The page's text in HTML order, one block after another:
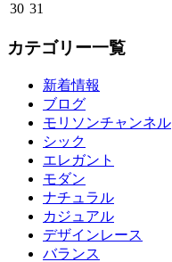
30 31
カテゴリー一覧
新着情報
ブログ
モリソンチャンネル
シック
エレガント
モダン
ナチュラル
カジュアル
デザインレース
バランス